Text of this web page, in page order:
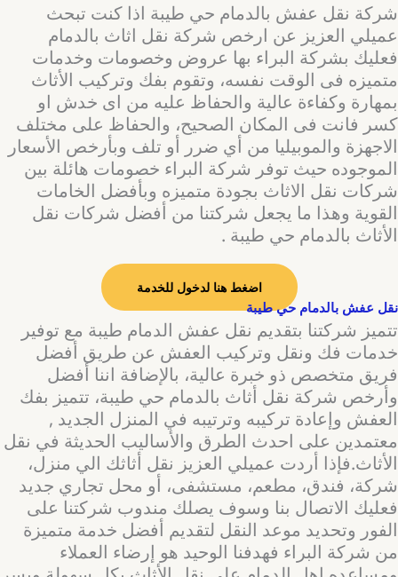
شركة نقل عفش بالدمام حي طيبة اذا كنت تبحث
عميلي العزيز عن ارخص شركة نقل اثاث بالدمام
فعليك بشركة البراء بها عروض وخصومات وخدمات
متميزه فى الوقت نفسه، وتقوم بفك وتركيب الأثاث
بمهارة وكفاءة عالية والحفاظ عليه من اى خدش او
كسر فانت فى المكان الصحيح، والحفاظ على مختلف
الاجهزة والموبيليا من أي ضرر أو تلف وبأرخص الأسعار
الموجوده حيث توفر شركة البراء خصومات هائلة بين
شركات نقل الاثاث بجودة متميزه وبأفضل الخامات
القوية وهذا ما يجعل شركتنا من أفضل شركات نقل
الأثاث بالدمام حي طيبة .
اضغط هنا لدخول للخدمة
نقل عفش بالدمام حي طيبة
تتميز شركتنا بتقديم نقل عفش الدمام طيبة مع توفير
خدمات فك ونقل وتركيب العفش عن طريق أفضل
فريق متخصص ذو خبرة عالية، بالإضافة اننا أفضل
وأرخص شركة نقل أثاث بالدمام حي طيبة، تتميز بفك
العفش وإعادة تركيبه وترتيبه في المنزل الجديد ,
معتمدين على احدث الطرق والأساليب الحديثة في نقل
الأثاث.فإذا أردت عميلي العزيز نقل أثاثك الي منزل،
شركة، فندق، مطعم، مستشفى، أو محل تجاري جديد
فعليك الاتصال بنا وسوف يصلك مندوب شركتنا على
الفور وتحديد موعد النقل لتقديم أفضل خدمة متميزة
من شركة البراء فهدفنا الوحيد هو إرضاء العملاء